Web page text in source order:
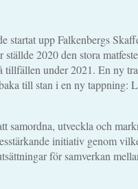
startat upp Falkenbergs
2020 den stora
tillfällen under 2021. En ny
till stan i en ny tappning:
samordna, utveckla och
initiativ genom
för samverkan